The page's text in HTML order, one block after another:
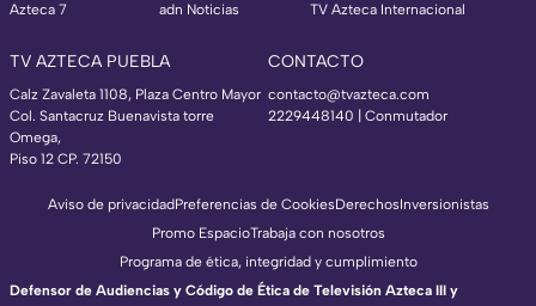
Azteca 7
adn Noticias
TV Azteca Internacional
TV AZTECA PUEBLA
Calz Zavaleta 1108, Plaza Centro Mayor
Col. Santacruz Buenavista torre
Omega,
Piso 12 CP. 72150
CONTACTO
contacto@tvazteca.com
2229448140 | Conmutador
Aviso de privacidadPreferencias de CookiesDerechosInversionistas
Promo EspacioTrabaja con nosotros
Programa de ética, integridad y cumplimiento
Defensor de Audiencias y Código de Ética de Televisión Azteca III y